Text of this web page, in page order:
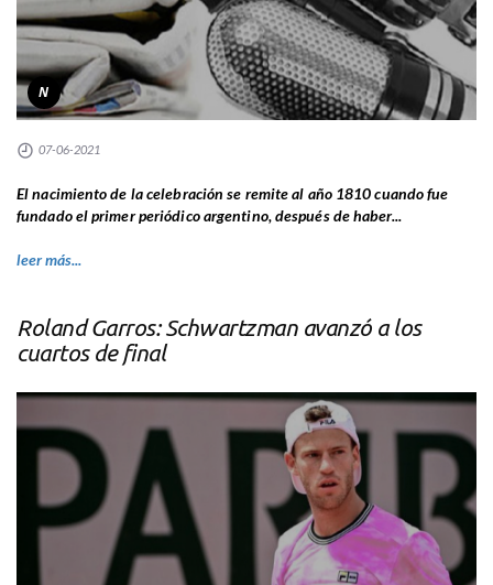
N
07-06-2021
El nacimiento de la celebración se remite al año 1810 cuando fue
fundado el primer periódico argentino, después de haber...
leer más...
Roland Garros: Schwartzman avanzó a los
cuartos de final